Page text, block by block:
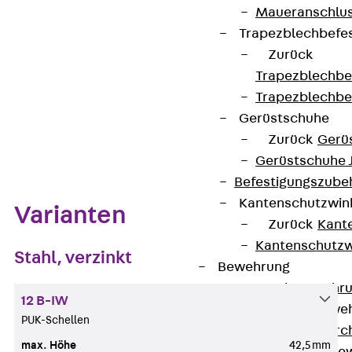
Zurück
Gerüstschuhe
Zurück
Gerüstschuhe
Zurück
Bewehrung
Zurück
Varianten
Stahl, verzinkt
12 B-IW
PUK-Schellen
max. Höhe 42,5 mm